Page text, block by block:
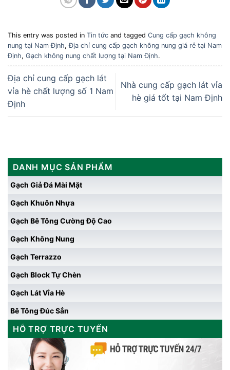
This entry was posted in Tin tức and tagged Cung cấp gạch không
nung tại Nam Định,Địa chỉ cung cấp gạch không nung giá rẻ tại Nam
Định, Gạch không nung chất lượng tại Nam Định.
Địa chỉ cung cấp gạch lát
vỉa hè chất lượng số 1 Nam
Định
Nhà cung cấp gạch lát vỉa
hè giá tốt tại Nam Định
DANH MỤC SẢN PHẨM
Gạch Giả Đá Mài Mặt
Gạch Khuôn Nhựa
Gạch Bê Tông Cường Độ Cao
Gạch Không Nung
Gạch Terrazzo
Gạch Block Tự Chèn
Gạch Lát Vỉa Hè
Bê Tông Đúc Sẳn
HỖ TRỢ TRỰC TUYẾN